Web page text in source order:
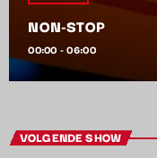
NON-STOP
00:00 - 06:00
VOLGENDE SHOW